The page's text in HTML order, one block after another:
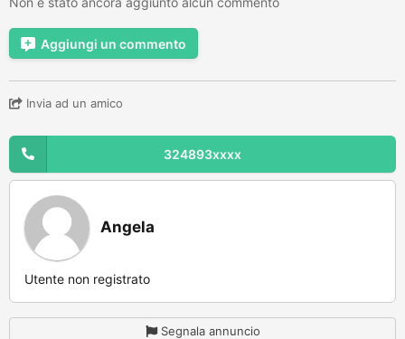
Aggiungi un commento
Invia ad un amico
324893xxxx
Angela
Utente non registrato
Segnala annuncio